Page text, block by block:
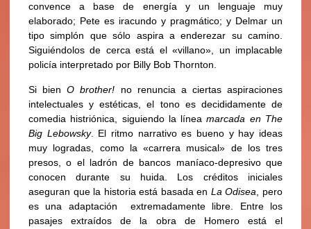
convence a base de energía y un lenguaje muy
elaborado; Pete es iracundo y pragmático; y Delmar un
tipo simplón que sólo aspira a enderezar su camino.
Siguiéndolos de cerca está el «villano», un implacable
policía interpretado por Billy Bob Thornton.
Si bienO brother! no renuncia a ciertas aspiraciones
intelectuales y estéticas, el tono es decididamente de
comedia histriónica, siguiendo la líneamarcada en The
Big Lebowsky. El ritmo narrativo es bueno y hay ideas
muy logradas, como la «carrera musical» de los tres
presos, o el ladrón de bancos maníaco-depresivo que
conocen durante su huida. Los créditos iniciales
aseguran que la historia está basada en La Odisea, pero
es una adaptación extremadamente libre. Entre los
pasajes extraídos de la obra de Homero está el